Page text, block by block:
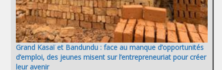
Grand Kasaï et Bandundu : face au manque d’opportunités
d’emploi, des jeunes misent sur l’entrepreneuriat pour créer
leur avenir